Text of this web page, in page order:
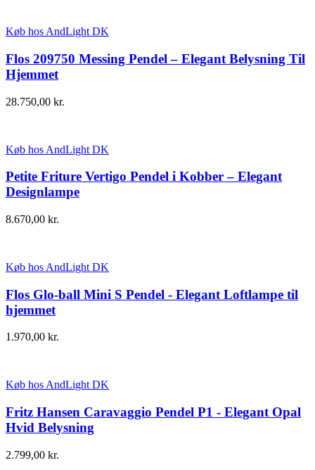
Køb hos AndLight DK
Flos 209750 Messing Pendel – Elegant Belysning Til
Hjemmet
28.750,00 kr.
Køb hos AndLight DK
Petite Friture Vertigo Pendel i Kobber – Elegant
Designlampe
8.670,00 kr.
Køb hos AndLight DK
Flos Glo-ball Mini S Pendel - Elegant Loftlampe til
hjemmet
1.970,00 kr.
Køb hos AndLight DK
Fritz Hansen Caravaggio Pendel P1 - Elegant Opal
Hvid Belysning
2.799,00 kr.